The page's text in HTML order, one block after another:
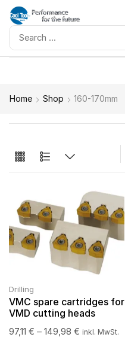
Home Shop 160-170mm
Drilling
VMC spare cartridges for
VMD cutting heads
97,11 € – 149,98 € inkl. MwSt.